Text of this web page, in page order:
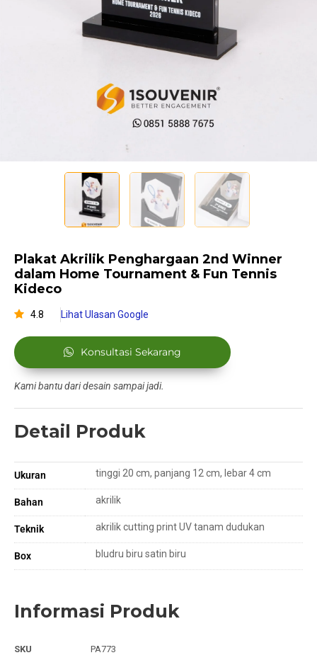
Plakat Akrilik Penghargaan 2nd Winner
dalam Home Tournament & Fun Tennis
Kideco
4.8 Lihat Ulasan Google
Konsultasi Sekarang
Kami bantu dari desain sampai jadi.
Detail Produk
Ukuran tinggi 20 cm, panjang 12 cm, lebar 4 cm
Bahan akrilik
Teknik akrilik cutting print UV tanam dudukan
Box bludru biru satin biru
Informasi Produk
SKU PA773